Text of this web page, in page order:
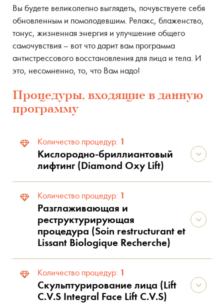
Вы будете великолепно выглядеть, почувствуете себя
обновленным и помолодевшим. Релакс, блаженство,
тонус, жизненная энергия и улучшение общего
самочувствия – вот что дарит вам программа
антистрессового восстановления для лица и тела. И
это, несомненно, то, что Вам надо!
Процедуры, входящие в данную
программу
Количество процедур: 1
Кислородно-бриллиантовый
лифтинг (Diamond Oxy Lift)
Количество процедур: 1
Разглаживающая и
реструктурирующая
процедура (Soin restructurant et
Lissant Biologique Recherche)
Количество процедур: 1
Скульптурирование лица (Lift
C.V.S Integral Face Lift C.V.S)